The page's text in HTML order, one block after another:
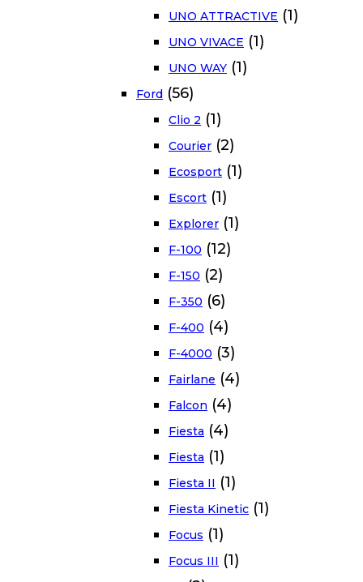
UNO ATTRACTIVE (1)
UNO VIVACE (1)
UNO WAY (1)
Ford (56)
Clio 2 (1)
Courier (2)
Ecosport (1)
Escort (1)
Explorer (1)
F-100 (12)
F-150 (2)
F-350 (6)
F-400 (4)
F-4000 (3)
Fairlane (4)
Falcon (4)
Fiesta (4)
Fiesta (1)
Fiesta II (1)
Fiesta Kinetic (1)
Focus (1)
Focus III (1)